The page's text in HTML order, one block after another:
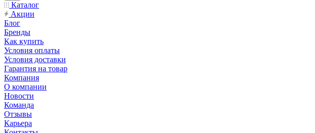
Каталог
Акции
Блог
Бренды
Как купить
Условия оплаты
Условия доставки
Гарантия на товар
Компания
О компании
Новости
Команда
Отзывы
Карьера